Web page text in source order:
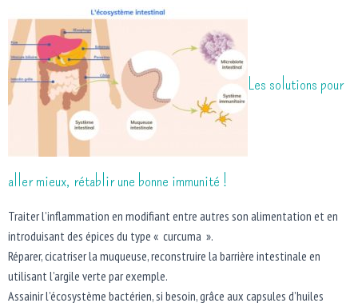
Les solutions pour
aller mieux, rétablir une bonne immunité !
Traiter l’inflammation en modifiant entre autres son alimentation et en
introduisant des épices du type « curcuma ».
Réparer, cicatriser la muqueuse, reconstruire la barrière intestinale en
utilisant l’argile verte par exemple.
Assainir l’écosystème bactérien, si besoin, grâce aux capsules d’huiles